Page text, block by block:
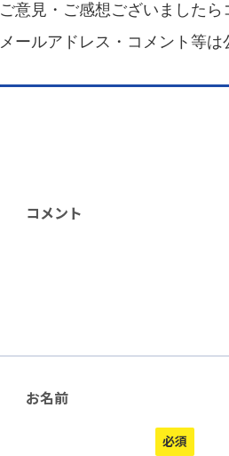
ご意見・ご感想ございましたら
メールアドレス・コメント等は
コメント
お名前